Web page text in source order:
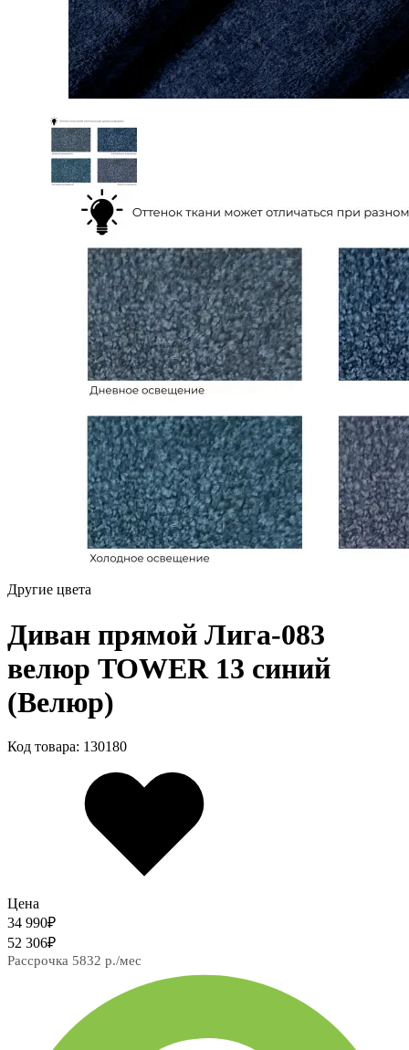
Другие цвета
Диван прямой Лига-083
велюр TOWER 13 синий
(Велюр)
Код товара: 130180
Цена
34 990₽
52 306₽
Рассрочка 5832 р./мес